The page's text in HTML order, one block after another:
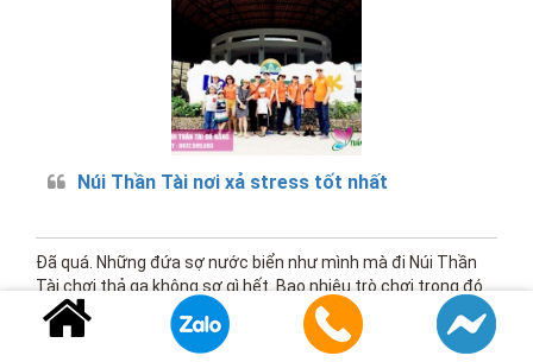
Núi Thần Tài nơi xả stress tốt nhất
Đã quá. Những đứa sợ nước biển như mình mà đi Núi Thần
Tài chơi thả ga không sợ gì hết. Bao nhiêu trò chơi trong đó
chơi thả ga, ăn no căng 1 cái bụng mà có 650k. HDV bên
Tuấn Nguyễn thì nhiệt tình và chuyên nghiệp hết nấc.